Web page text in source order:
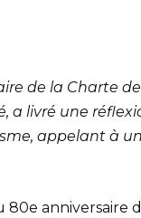
de la Charte
a livré une
appelant à
anniversaire